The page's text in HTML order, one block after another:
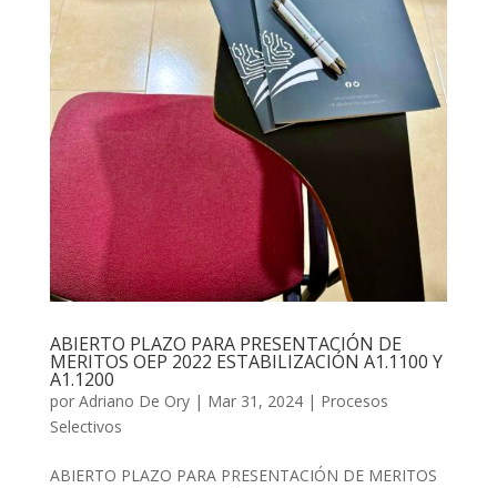
ABIERTO PLAZO PARA PRESENTACIÓN DE
MERITOS OEP 2022 ESTABILIZACIÓN A1.1100 Y
A1.1200
por Adriano De Ory| Mar 31, 2024| Procesos
Selectivos
ABIERTO PLAZO PARA PRESENTACIÓN DE MERITOS